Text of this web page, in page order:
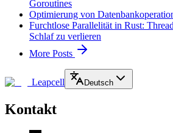
Goroutines
Optimierung von
Furchtlose Parallelität in Rust:
Schlaf zu verlieren
More Posts
Leapcell Deutsch
Kontakt